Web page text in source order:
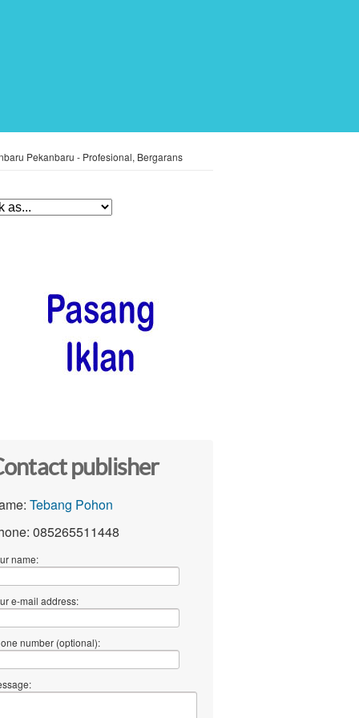
Pekanbaru - Profesional, Bergarans
publisher
Tebang Pohon
085265511448
name:
e-mail address:
number (optional):